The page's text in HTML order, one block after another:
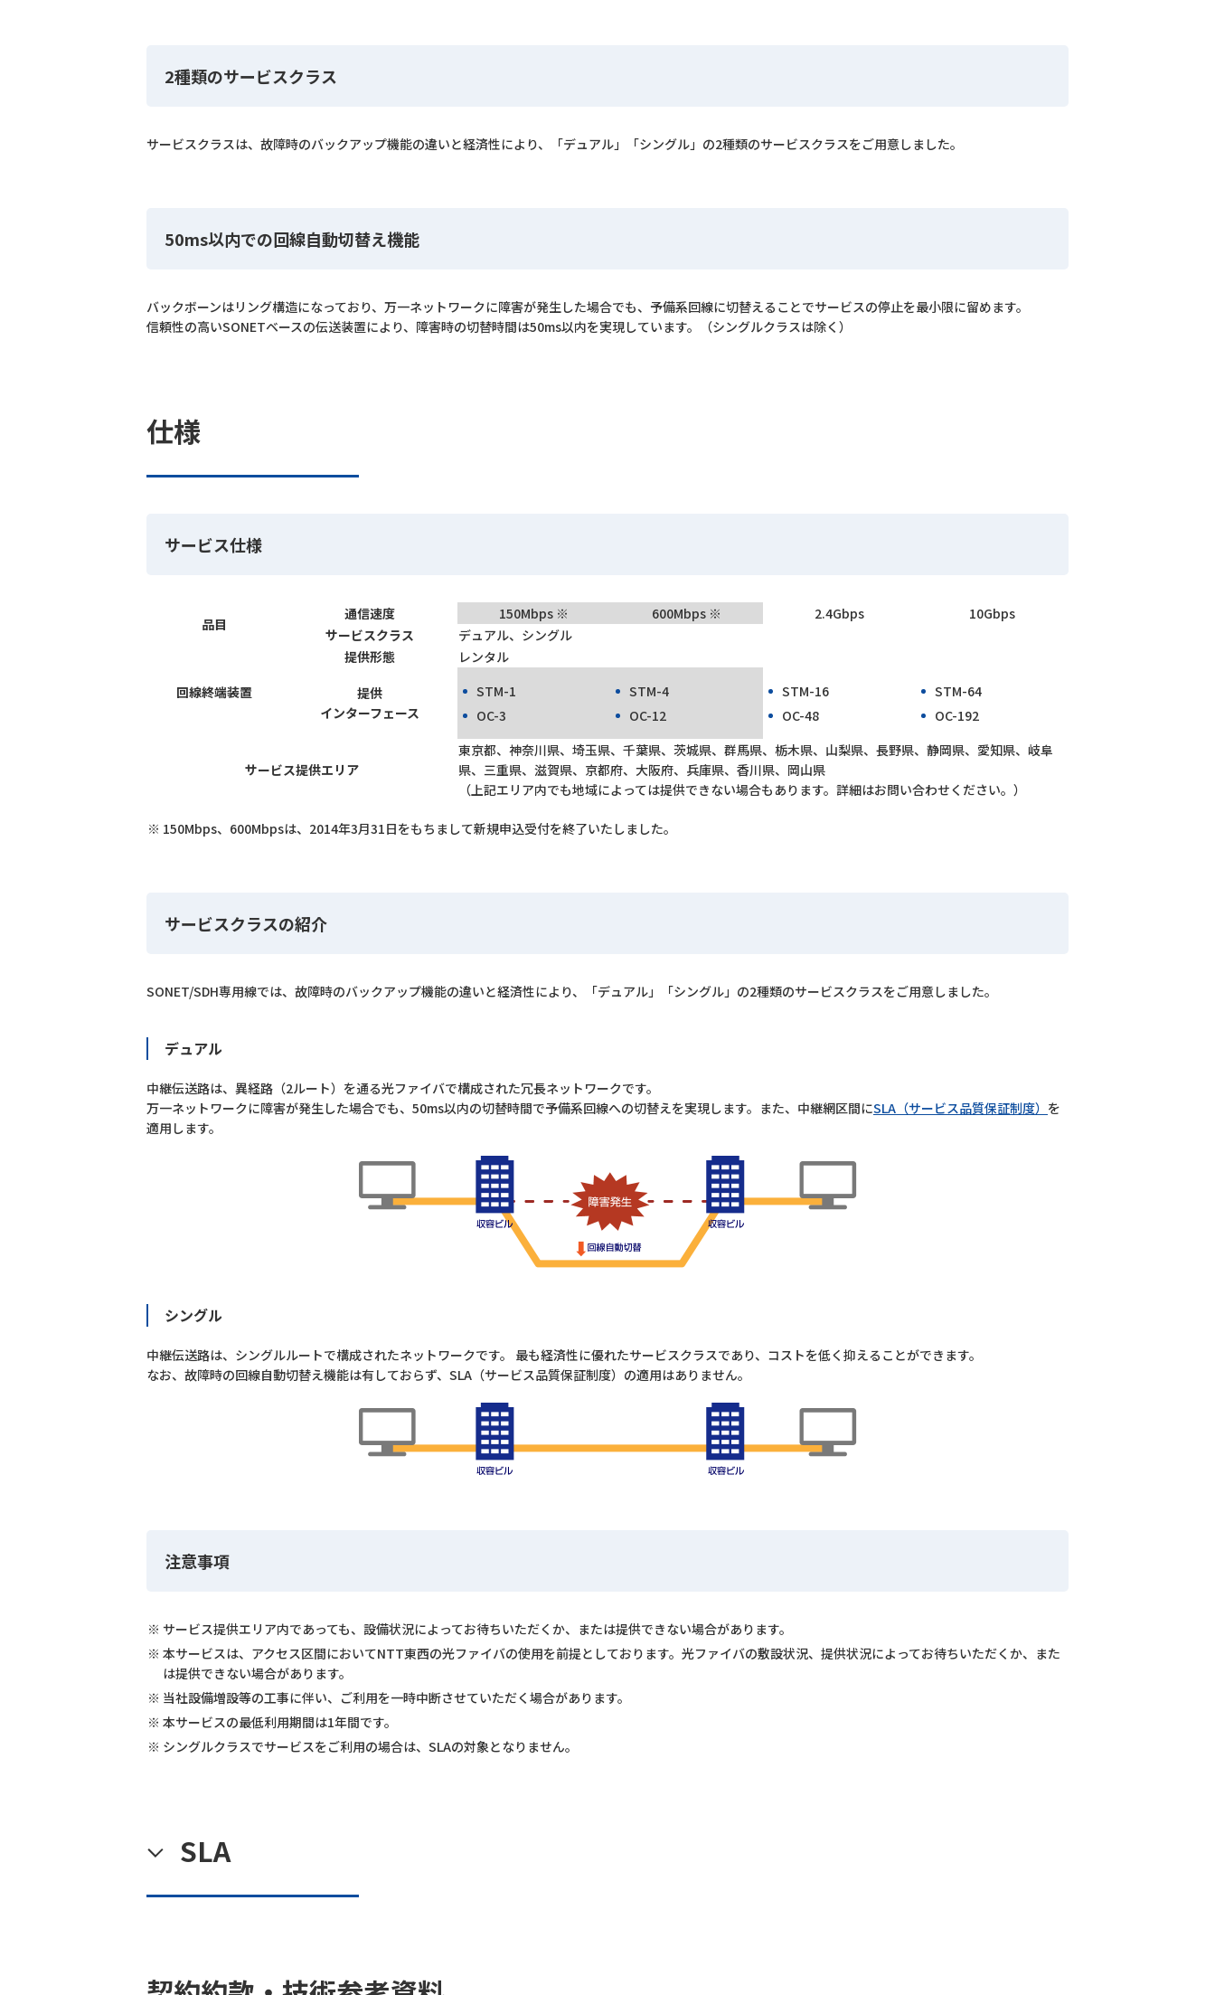
2種類のサービスクラス
サービスクラスは、故障時のバックアップ機能の違いと経済性により、「デュアル」「シングル」の2種類のサービスクラスをご用意しました。
50ms以内での回線自動切替え機能
バックボーンはリング構造になっており、万一ネットワークに障害が発生した場合でも、予備系回線に切替えることでサービスの停止を最小限に留めます。
信頼性の高いSONETベースの伝送装置により、障害時の切替時間は50ms以内を実現しています。（シングルクラスは除く）
仕様
サービス仕様
品目
通信速度 150Mbps ※ 600Mbps ※ 2.4Gbps
10Gbps
サービスクラス
デュアル、シングル
回線終端装置
提供形態
レンタル
提供
インターフェース
STM-1
OC-3
STM-4
OC-12
STM-16
OC-48
STM-64
OC-192
サービス提供エリア
東京都、神奈川県、埼玉県、千葉県、茨城県、群馬県、栃木県、山梨県、長野県、静岡県、愛知県、岐阜
県、三重県、滋賀県、京都府、大阪府、兵庫県、香川県、岡山県
（上記エリア内でも地域によっては提供できない場合もあります。詳細はお問い合わせください。）
150Mbps、600Mbpsは、2014年3月31日をもちまして新規申込受付を終了いたしました。
サービスクラスの紹介
SONET/SDH専用線では、故障時のバックアップ機能の違いと経済性により、「デュアル」「シングル」の2種類のサービスクラスをご用意しました。
デュアル
中継伝送路は、異経路（2ルート）を通る光ファイバで構成された冗長ネットワークです。
万一ネットワークに障害が発生した場合でも、50ms以内の切替時間で予備系回線への切替えを実現します。また、中継網区間にSLA（サービス品質保証制度） を
適用します。
シングル
中継伝送路は、シングルルートで構成されたネットワークです。 最も経済性に優れたサービスクラスであり、コストを低く抑えることができます。
なお、故障時の回線自動切替え機能は有しておらず、SLA（サービス品質保証制度）の適用はありません。
注意事項
サービス提供エリア内であっても、設備状況によってお待ちいただくか、または提供できない場合があります。
本サービスは、アクセス区間においてNTT東西の光ファイバの使用を前提としております。光ファイバの敷設状況、提供状況によってお待ちいただくか、また
は提供できない場合があります。
当社設備増設等の工事に伴い、ご利用を一時中断させていただく場合があります。
本サービスの最低利用期間は1年間です。
シングルクラスでサービスをご利用の場合は、SLAの対象となりません。
SLA